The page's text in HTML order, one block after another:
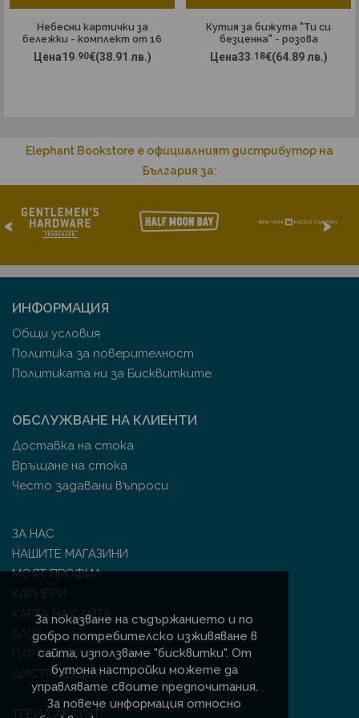
За показване на съдържанието и по
добро потребителско изживяване в
сайта, използваме "бисквитки". От
бутона настройки можете да
управлявате своите предпочитания.
За повече информация относно
Небесни картички за
бележки - комплект от 16
броя
Цена19.90€(38.91 лв.)
Кутия за бижута "Ти си
безценна" - розова
Цена33.18€(64.89 лв.)
Elephant Bookstore е официалният дистрибутор на
България за:
< >
ИНФОРМАЦИЯ
Общи условия
Политика за поверителност
Политиката ни за Бисквитките
ОБСЛУЖВАНЕ НА КЛИЕНТИ
Доставка на стока
Връщане на стока
Често задавани въпроси
ЗА НАС
НАШИТЕ МАГАЗИНИ
МОЯТ ПРОФИЛ
КАРИЕРИ
КАРТА НА САЙТА
БЛОГ
ПАРТНЬОРИ
ДИСТРИБУЦИЯ
ТРЕЙД АКАУНТ